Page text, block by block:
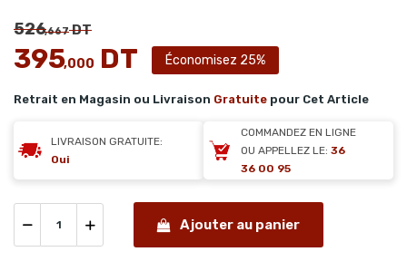
526,667DT
395,000 DT Économisez 25%
Retrait en Magasin ou Livraison Gratuite pour Cet Article
LIVRAISON GRATUITE:
Oui
COMMANDEZ EN LIGNE
OU APPELLEZ LE: 36
36 00 95
Ajouter au panier